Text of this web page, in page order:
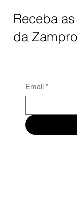
Receba
da
Email *